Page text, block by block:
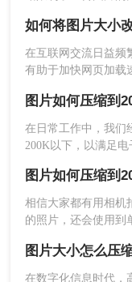
2、打开转转大
3、点击添加文件
下载和安装。那么，
是有的，小编今天
骤。
在互联网交流日益频
有助于加快网页加载
为500k以下呢？本文
这一目标。
在日常工作中，我们
200K以下，以满足
片压缩到200K以下
时保持较高的图片质
相信大家都有用相机
的照片，还会使用到
会很耗费存储设备的
的细节又能缩小图片
图片大小怎么压
在数字化信息时代，